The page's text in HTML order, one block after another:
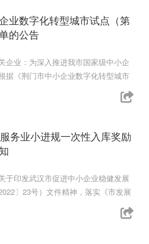
业数字化转型城市试点（第
的公告
企业：为深入推进我市国家级中小企
据《荆门市中小企业数字化转型城市
务业小进规一次性入库奖励
于印发武汉市促进中小企业稳健发展
〕23号）文件精神，落实《市发展